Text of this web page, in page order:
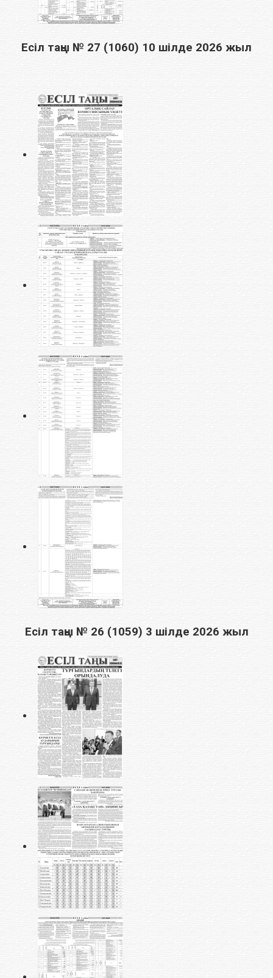
Есіл таңы № 27 (1060) 10 шілде 2026 жыл
Есіл таңы № 26 (1059) 3 шілде 2026 жыл